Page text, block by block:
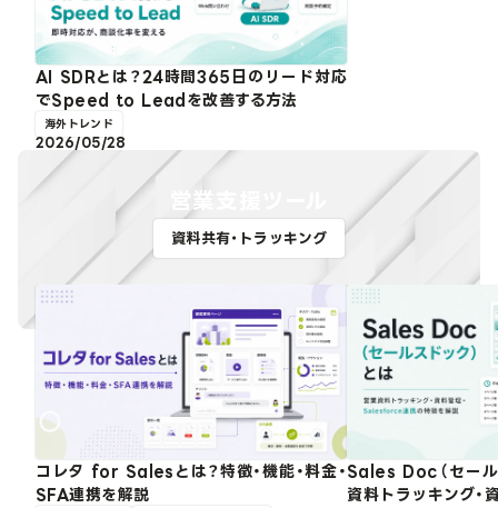
AI SDRとは？24時間365日のリード対応
でSpeed to Leadを改善する方法
海外トレンド
2026/05/28
営業支援ツール
資料共有・トラッキング
コレタ for Salesとは？特徴・機能・料金・
SFA連携を解説
Sales Doc（セール
資料トラッキング